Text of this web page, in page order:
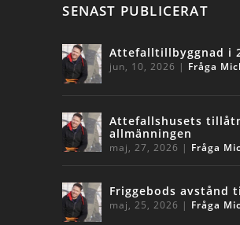
SENAST PUBLICERAT
Attefalltillbyggnad i
jun, 10, 2026 | Fråga
Attefallshusets
allmänningen
maj, 27, 2026 | Fråga
Friggebods avstånd
maj, 25, 2026 | Fråga